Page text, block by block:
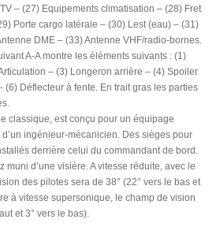
– (27) Equipements climatisation – (28) Fret
Porte cargo latérale – (30) Lest (eau) – (31)
DME – (33) Antenne VHF/radio-bornes.
A-A montre les éléments suivants : (1)
– (3) Longeron arrière – (4) Spoiler
(6) Déflecteur à fente. En trait gras les parties
classique, est conçu pour un équipage
ingénieur-mécanicien. Des sièges pour
derrière celui du commandant de bord.
muni d’une visière. A vitesse réduite, avec le
des pilotes sera de 38° (22° vers le bas et
à vitesse supersonique, le champ de vision
et 3° vers le bas).